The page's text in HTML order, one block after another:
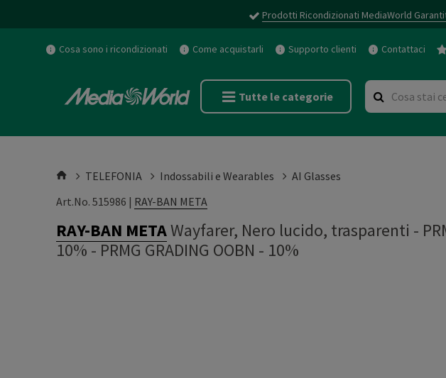
Prodotti Ricondizionati MediaWorld
Cosa sono i ricondizionati Come acquistarli Supporto clienti Contattaci
Tutte le categorie
TELEFONIA Indossabili e Wearables
AI Glasses
Art.No. 515986 | RAY-BAN META
RAY-BAN METAWayfarer, Nero lucido, trasparenti -
10% - PRMG GRADING OOBN - 10%